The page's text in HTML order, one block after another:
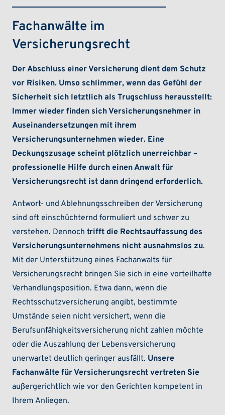
Fachanwälte im
Versicherungsrecht
Der Abschluss einer Versicherung dient dem Schutz
vor Risiken. Umso schlimmer, wenn das Gefühl der
Sicherheit sich letztlich als Trugschluss herausstellt:
Immer wieder finden sich Versicherungsnehmer in
Auseinandersetzungen mit ihrem
Versicherungsunternehmen wieder. Eine
Deckungszusage scheint plötzlich unerreichbar –
professionelle Hilfe durch einen Anwalt für
Versicherungsrecht ist dann dringend erforderlich.
Antwort- und Ablehnungsschreiben der Versicherung
sind oft einschüchternd formuliert und schwer zu
verstehen. Dennochtrifft die Rechtsauffassung des
Versicherungsunternehmens nicht ausnahmslos zu.
Mit der Unterstützung eines Fachanwalts für
Versicherungsrecht bringen Sie sich in eine vorteilhafte
Verhandlungsposition. Etwa dann, wenn die
Rechtsschutzversicherung angibt, bestimmte
Umstände seien nicht versichert, wenn die
Berufsunfähigkeitsversicherung nicht zahlen möchte
oder die Auszahlung der Lebensversicherung
unerwartet deutlich geringer ausfällt. Unsere
Fachanwälte für Versicherungsrecht vertreten Sie
außergerichtlich wie vor den Gerichten kompetent in
Ihrem Anliegen.